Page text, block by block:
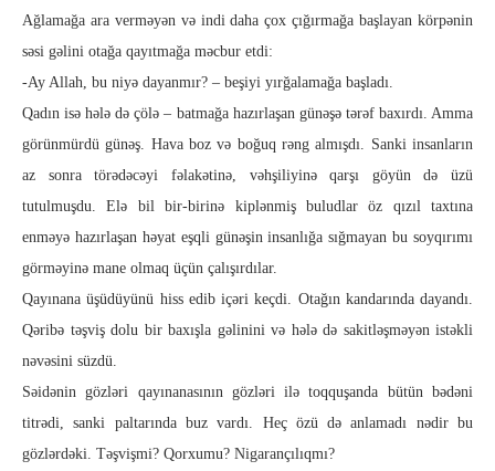
Ağlamağa ara verməyən və indi daha çox çığırmağa başla­yan körpənin
səsi gəlini otağa qayıtmağa məcbur etdi:
-Ay Allah, bu niyə dayanmır? – beşiyi yırğalamağa başladı.
Qadın isə hələ də çölə – batmağa hazırlaşan günəşə tərəf ba­­xır­dı. Amma
görünmürdü günəş. Hava boz və boğuq rəng al­mış­dı. Sanki insanların
az sonra törədəcəyi fəlakətinə, vəhşili­yinə qarşı göyün də üzü
tutulmuşdu. Elə bil bir-birinə kiplən­miş buludlar öz qızıl taxtına
enməyə hazırlaşan həyat eşqli gü­nə­şin insanlığa sığmayan bu soyqırımı
görməyinə mane olmaq üçün çalışırdılar.
Qayınana üşüdüyünü hiss edib içəri keçdi. Otağın kandarında dayandı.
Qəribə təş­viş dolu bir baxışla gəlinini və hələ də sakitləşməyən istəkli
nəvə­sini süzdü.
Səidənin gözləri qayınanasının gözləri ilə toqquşanda bütün bədəni
titrədi, sanki paltarında buz vardı. Heç özü də anlamadı nədir bu
gözlərdəki. Təşvişmi? Qorxumu? Nigarançılıqmı?